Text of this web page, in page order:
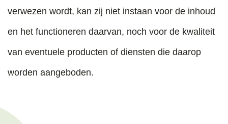
verwezen wordt, kan zij niet instaan voor de inhoud
en het functioneren daarvan, noch voor de kwaliteit
van eventuele producten of diensten die daarop
worden aangeboden.